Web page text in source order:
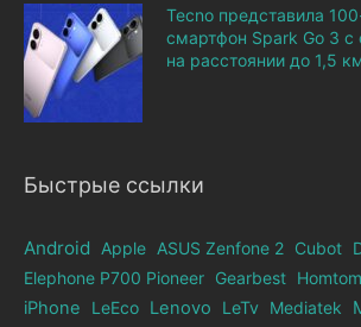
Tecno представила
смартфон Spark Go 3
на расстоянии до 1,5
Быстрые ссылки
Android Apple ASUS Zenfone 2 Cubot
Elephone Р700 Pioneer Gearbest Homtom
iPhone
LeEco Lenovo LeTv Mediatek